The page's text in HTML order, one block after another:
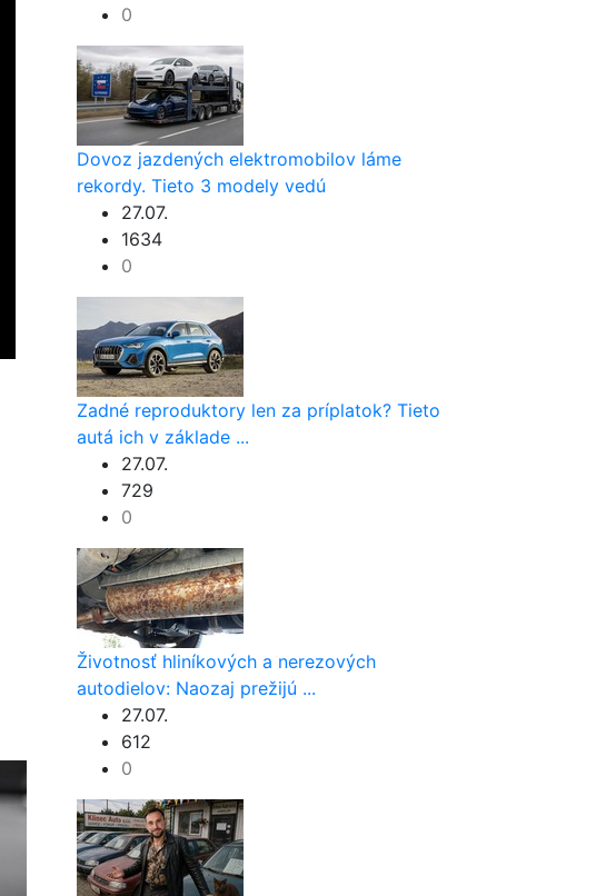
0
Dovoz jazdených elektromobilov láme
rekordy. Tieto 3 modely vedú
27.07.
1634
0
Zadné reproduktory len za príplatok? Tieto
autá ich v základe ...
27.07.
729
0
Životnosť hliníkových a nerezových
autodielov: Naozaj prežijú ...
27.07.
612
0